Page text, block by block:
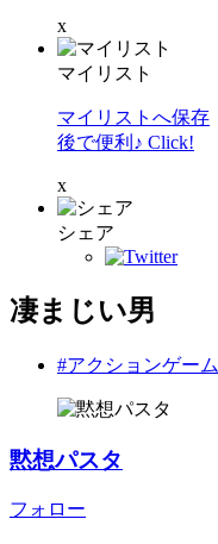
x
マイリスト
マイリストへ保存
後で便利♪ Click!
x
シェア
凄まじい男
#アクションゲーム
黙想パスタ
フォロー